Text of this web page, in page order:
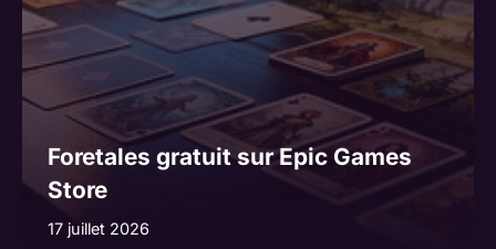
Foretales gratuit sur Epic Games
Store
17 juillet 2026